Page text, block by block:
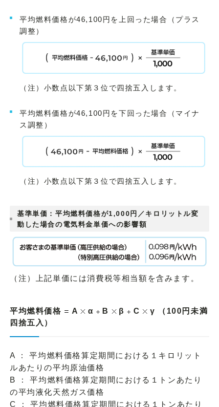
平均燃料価格が46,100円を上回った場合（プラス
調整）
（注）小数点以下第３位で四捨五入します。
平均燃料価格が46,100円を下回った場合（マイナ
ス調整）
（注）小数点以下第３位で四捨五入します。
基準単価：平均燃料価格が1,000円／キロリットル変
動した場合の電気料金単価への影響額
（注）上記単価には消費税等相当額を含みます。
平均燃料価格 A α B β C
γ （100円未満
四捨五入）
A ： 平均燃料価格算定期間における１キロリット
ルあたりの平均原油価格
B ： 平均燃料価格算定期間における１トンあたり
の平均液化天然ガス価格
C ： 平均燃料価格算定期間における１トンあたり